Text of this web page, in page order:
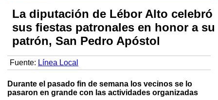
La diputación de Lébor Alto celebró
sus fiestas patronales en honor a su
patrón, San Pedro Apóstol
Fuente: Línea Local
Durante el pasado fin de semana los vecinos se lo
pasaron en grande con las actividades organizadas